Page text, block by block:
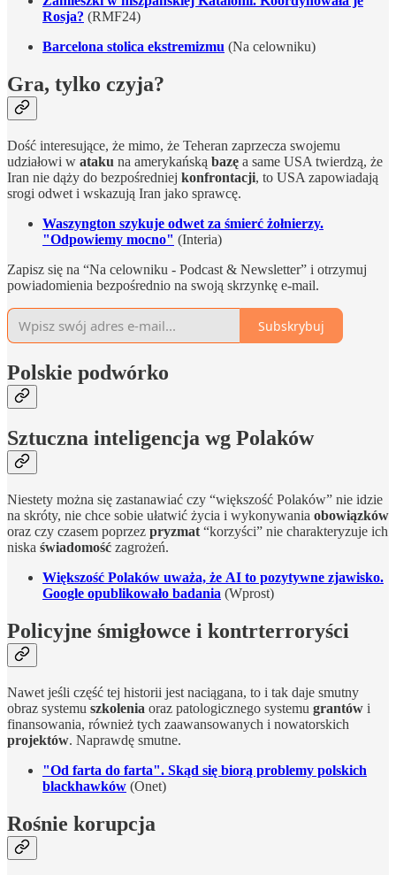
Rosja? (RMF24)
Barcelona stolica ekstremizmu (Na celowniku)
Gra, tylko czyja?
Dość interesujące, że mimo, że Teheran zaprzecza swojemu
udziałowi w ataku na amerykańską bazę a same USA twierdzą, że
Iran nie dąży do bezpośredniej konfrontacji, to USA zapowiadają
srogi odwet i wskazują Iran jako sprawcę.
Waszyngton szykuje odwet za śmierć żołnierzy.
"Odpowiemy mocno" (Interia)
Zapisz się na “Na celowniku - Podcast & Newsletter” i otrzymuj
powiadomienia bezpośrednio na swoją skrzynkę e-mail.
Subskrybuj
Polskie podwórko
Sztuczna inteligencja wg Polaków
Niestety można się zastanawiać czy “większość Polaków” nie idzie
na skróty, nie chce sobie ułatwić życia i wykonywania obowiązków
oraz czy czasem poprzez pryzmat “korzyści” nie charakteryzuje ich
niska świadomość zagrożeń.
Większość Polaków uważa, że AI to pozytywne zjawisko.
Google opublikowało badania (Wprost)
Policyjne śmigłowce i kontrterroryści
Nawet jeśli część tej historii jest naciągana, to i tak daje smutny
obraz systemu szkolenia oraz patologicznego systemu grantów i
finansowania, również tych zaawansowanych i nowatorskich
projektów. Naprawdę smutne.
"Od farta do farta". Skąd się biorą problemy polskich
blackhawków (Onet)
Rośnie korupcja